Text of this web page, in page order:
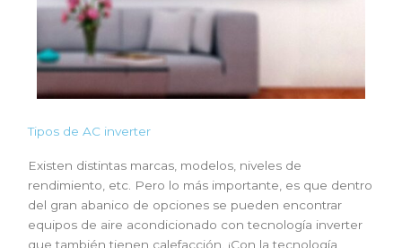
Tipos de AC inverter
Existen distintas marcas, modelos, niveles de
rendimiento, etc. Pero lo más importante, es que dentro
del gran abanico de opciones se pueden encontrar
equipos de aire acondicionado con tecnología inverter
que también tienen calefacción. ¡Con la tecnología